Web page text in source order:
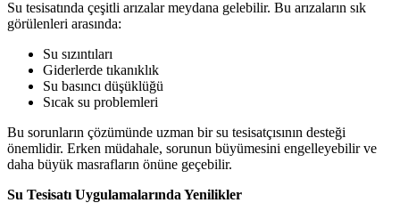
Su tesisatında çeşitli arızalar meydana gelebilir. Bu arızaların sık
görülenleri arasında:
Su sızıntıları
Giderlerde tıkanıklık
Su basıncı düşüklüğü
Sıcak su problemleri
Bu sorunların çözümünde uzman bir su tesisatçısının desteği
önemlidir. Erken müdahale, sorunun büyümesini engelleyebilir ve
daha büyük masrafların önüne geçebilir.
Su Tesisatı Uygulamalarında Yenilikler